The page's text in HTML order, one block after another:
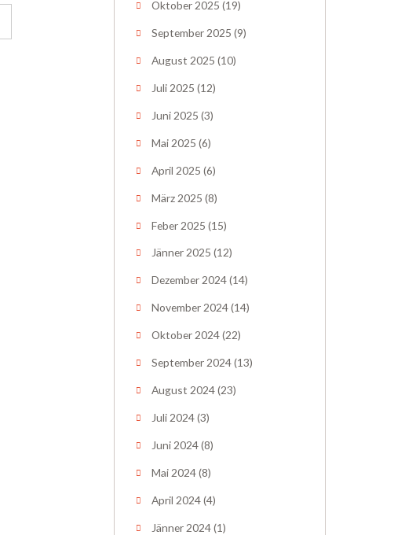
Oktober 2025 (19)
September 2025 (9)
August 2025 (10)
Juli 2025 (12)
Juni 2025 (3)
Mai 2025 (6)
April 2025 (6)
März 2025 (8)
Feber 2025 (15)
Jänner 2025 (12)
Dezember 2024(14)
November 2024(14)
Oktober 2024(22)
September 2024(13)
August 2024(23)
Juli 2024(3)
Juni 2024(8)
Mai 2024(8)
April 2024(4)
Jänner 2024(1)